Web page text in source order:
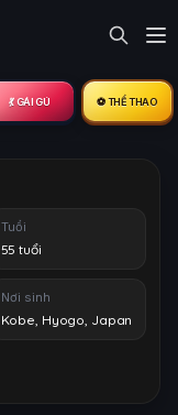
💃 GÁI GÚ ⚽ THỂ THAO
Tuổi
55 tuổi
Nơi sinh
Kobe, Hyogo, Japan